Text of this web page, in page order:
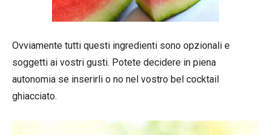
Ovviamente tutti questi ingredienti sono opzionali e
soggetti ai vostri gusti. Potete decidere in piena
autonomia se inserirli o no nel vostro bel cocktail
ghiacciato.